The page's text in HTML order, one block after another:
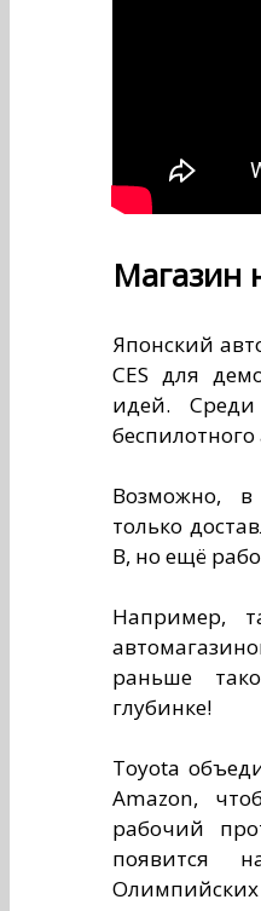
Магазин
Японский
CES для
идей.
Возможно,
только
B, но ещё
Например,
раньше
глубинке!
Toyota
Amazon,
рабочий
появится
Олимпийских